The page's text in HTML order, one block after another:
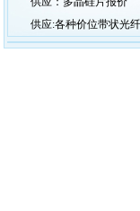
供应:各种价位带状光